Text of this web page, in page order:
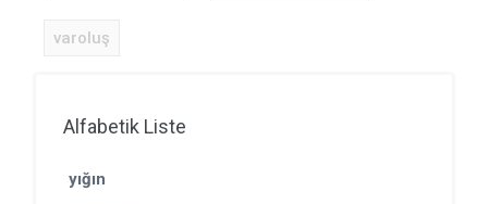
varoluş
Alfabetik Liste
yığın